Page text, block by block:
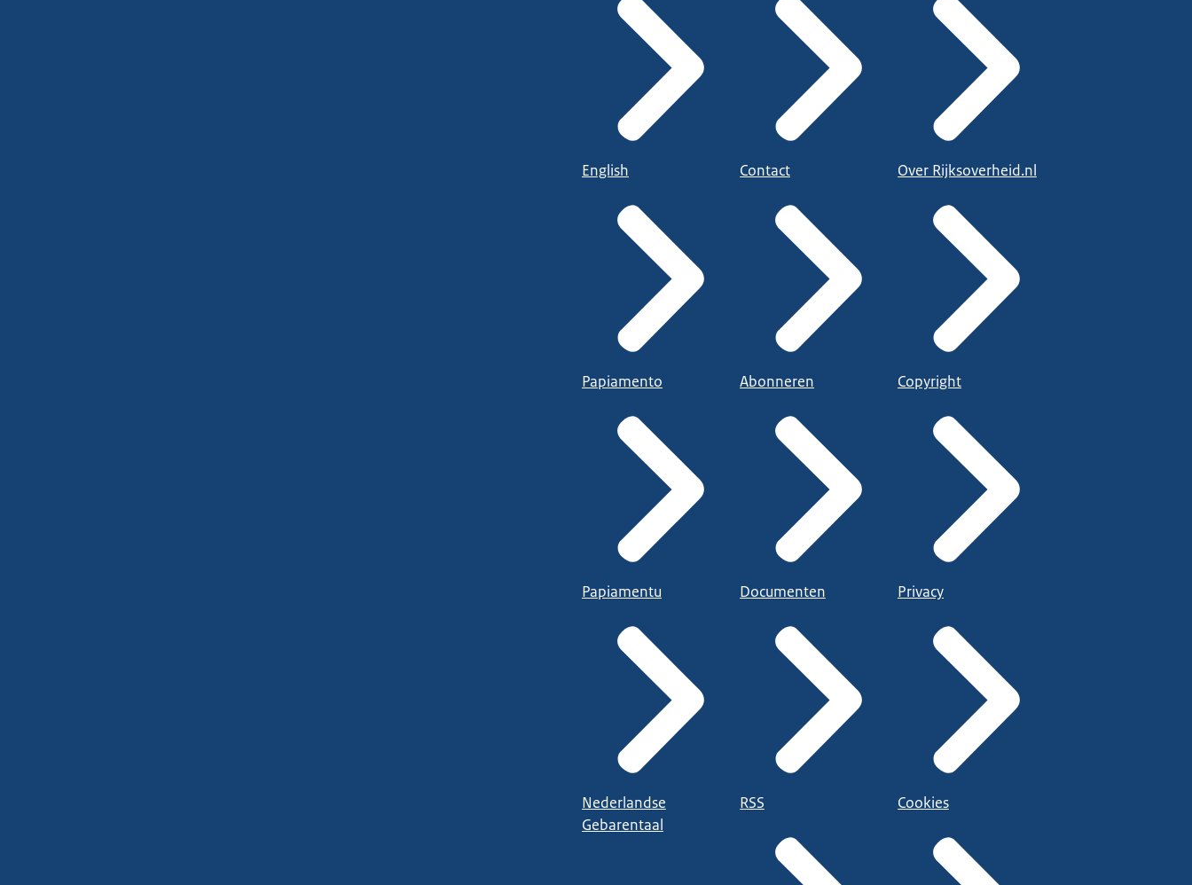
English
Papiamento
Papiamentu
Nederlandse
Gebarentaal
Contact
Abonneren
Documenten
RSS
Over Rijksoverheid.nl
Copyright
Privacy
Cookies